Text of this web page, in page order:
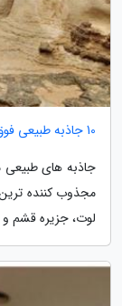
10 جاذبه طبیعی فوق العاده زیبای ایران که نباید از دست بدهید
جاذبه های
مجذوب کننده
لوت، جزیره قشم و